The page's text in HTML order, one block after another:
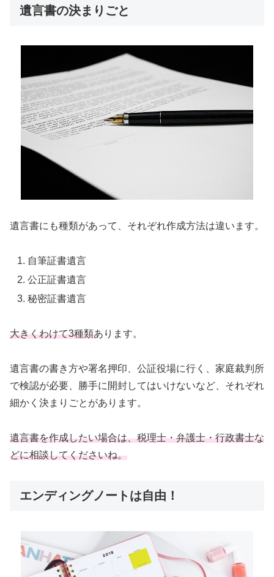
遺言書の決まりごと
遺言書にも種類があって、それぞれ作成方法は違います。
自筆証書遺言
公正証書遺言
秘密証書遺言
大きくわけて3種類あります。
遺言書の書き方や署名押印、公証役場に行く、家庭裁判所
で検認が必要、勝手に開封してはいけないなど、それぞれ
細かく決まりごとがあります。
遺言書を作成したい場合は、税理士・弁護士・行政書士な
どに相談してくださいね。
エンディングノートは自由！